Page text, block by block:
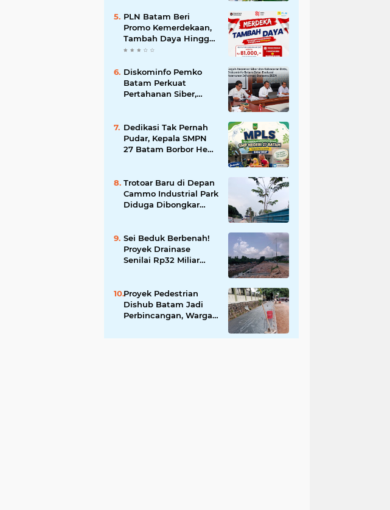
Korupsi
PLN Batam Beri
Promo Kemerdekaan,
Tambah Daya Hingga
11.000 VA Hanya Rp81
Diskominfo Pemko
Batam Perkuat
Pertahanan Siber,
Informasi Pemerintah
Dedikasi Tak Pernah
Pudar, Kepala SMPN
27 Batam Borbor Hehe
Murid
Trotoar Baru di Depan
Cammo Industrial Park
Diduga Dibongkar
Sei Beduk Berbenah!
Proyek Drainase
Senilai Rp32 Miliar
Proyek Pedestrian
Dishub Batam Jadi
Perbincangan, Warga